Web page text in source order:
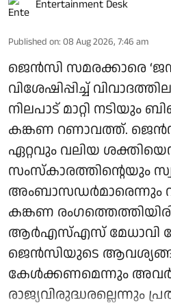
Entertainment Desk
Published on: 08 Aug 2026, 7:46 am
ജെൻസി സമരക്കാരെ
വിശേഷിപ്പിച്ച്
നിലപാട് മാറ്റി നടിയും
കങ്കണ റണാവത്ത്.
ഏറ്റവും വലിയ
സംസ്കാരത്തിന്റെയും
അംബാസഡർമാരെന്നും
കങ്കണ
ആർഎസ്എസ് മേധാവി
ജെൻസിയുടെ
കേൾക്കണമെന്നും
രാജ്യവിരുദ്ധരല്ലെന്നും